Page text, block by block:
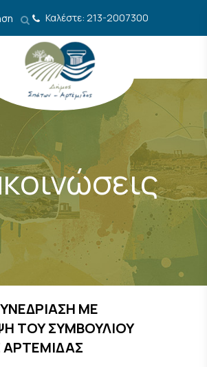
Καλέστε: 213-2007300
ΜΕ
ΤΟΥ ΣΥΜΒΟΥΛΙΟΥ